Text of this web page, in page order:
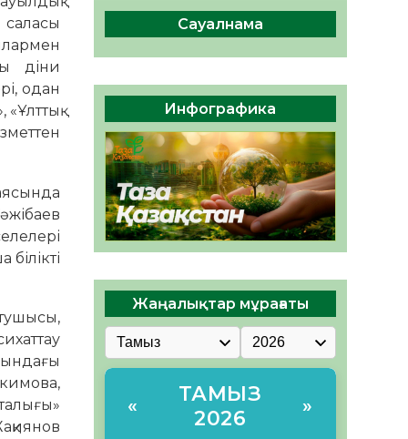
діни
одан
беруге дайын
ӘРБІР ДАУЫС – ҚОҒАМ
ДАМУЫНА ҚОСЫЛҒАН
ҮЛЕС
05.08.2026
34 0
Сауалнама
Инфографика
Жаңалықтар мұрағаты
«
ТАМЫЗ
2026
»